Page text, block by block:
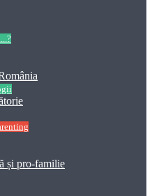
și pro-familie